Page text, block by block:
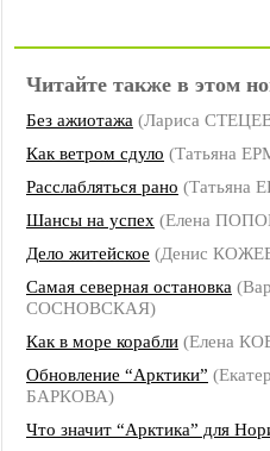
Читайте также в этом
Без ажиотажа (Лариса
Как ветром сдуло (Татьяна
Расслабляться рано (Татьяна
Шансы на успех (Елена
Дело житейское (Денис
Самая северная остановка
СОСНОВСКАЯ)
Как в море корабли (Елена
Обновление “Арктики”
БАРКОВА)
Что значит “Арктика” для